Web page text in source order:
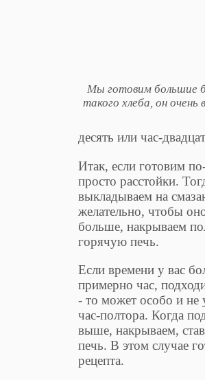
Мы готовим большие
такого хлеба, он очень
десять или час-
Итак, если готовим
просто расстойки.
выкладываем на
желательно, чтобы
больше, накрываем
горячую печь.
Если времени у вас
примерно час,
- то может особо и не
час-полтора. Когда
выше, накрываем,
печь. В этом случае
рецепта.